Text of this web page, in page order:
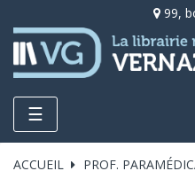
99,
Toggle
navigation
☰
ACCUEIL PROF.